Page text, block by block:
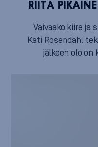
RIITÄ
Vaivaako kiire ja
Kati Rosendahl
jälkeen olo on